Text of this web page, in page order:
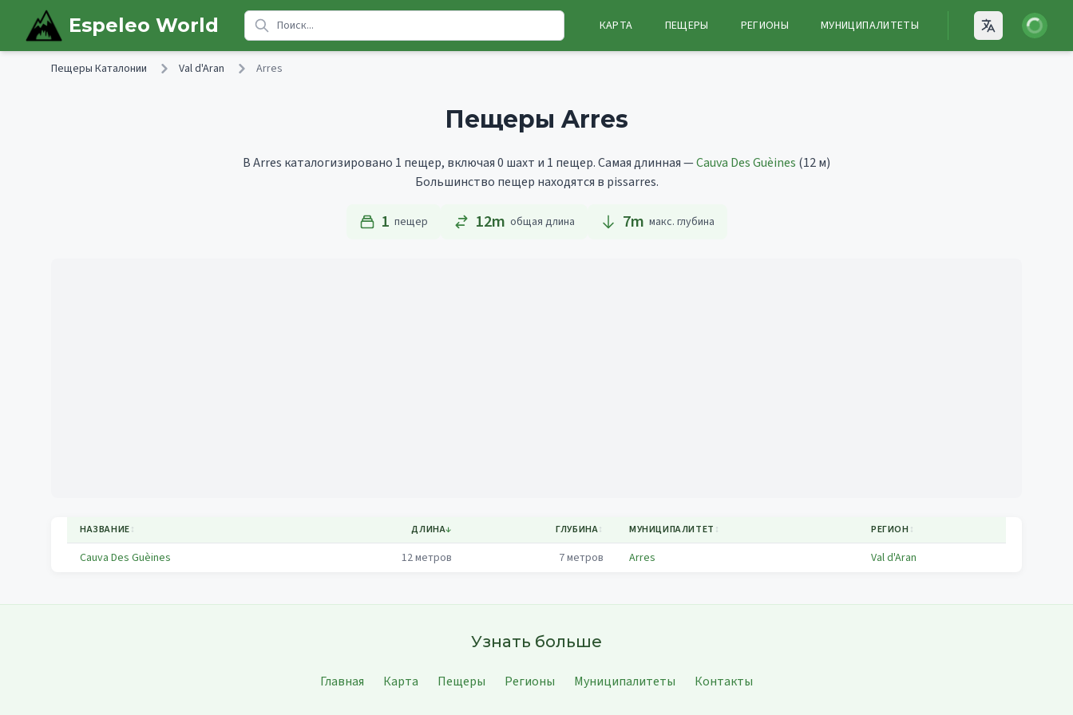
Skip to main content
Espeleo World КАРТА ПЕЩЕРЫ РЕГИОНЫ МУНИЦИПАЛИТЕТЫ Open
Войти
Пещеры Каталонии Val d'Aran Arres
Пещеры Arres
В Arres каталогизировано 1 пещер, включая 0 шахт и 1 пещер.Самая длинная —Cauva Des Guèines (12 м)
Большинство пещер находятся в pissarres.
1 пещер 12m общая длина 7m макс. глубина
НАЗВАНИЕ↕ ДЛИНА↓ ГЛУБИНА↕ МУНИЦИПАЛИТЕТ ↕ РЕГИОН ↕
Cauva Des Guèines 12метров 7метров Arres Val d'Aran
Узнать больше
Главная Карта Пещеры Регионы Муниципалитеты Контакты